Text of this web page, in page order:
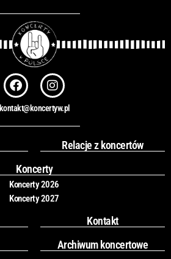
F
a
c
e
b
o
k
I
n
s
t
a
r
a
m
kontakt@koncertyw.pl
Relacje z koncertów
Koncerty
Koncerty 2026
Koncerty 2027
Kontakt
Archiwum koncertowe